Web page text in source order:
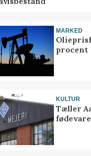
MARKED
procent
KULTUR
Tæller